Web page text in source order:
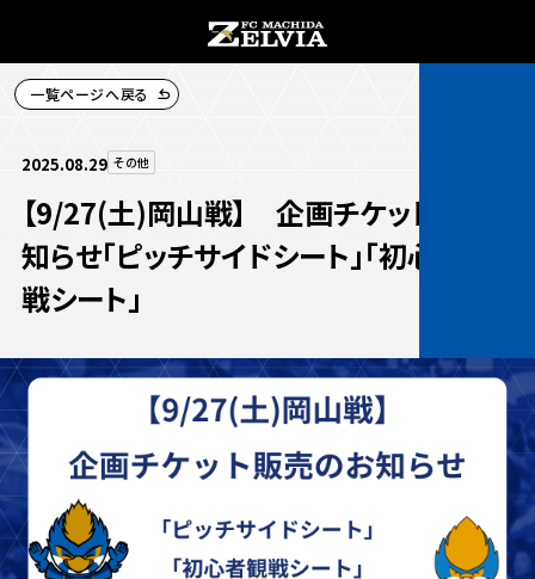
お知らせ
試合情報
チケット
イベント
試合情報
試合データ
試合日程・結果
観戦する
観戦するトップ
クラブを知る
一覧ページへ戻る
2025.08.29 その他
【9/27(土)岡山戦】 企画チケットのお
知らせ「ピッチサイドシート」「初心者観
戦シート」